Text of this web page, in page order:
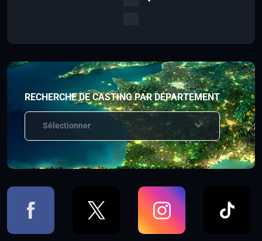
RECHERCHE DE CASTING PAR DÉPARTEMENT
Sélectionner